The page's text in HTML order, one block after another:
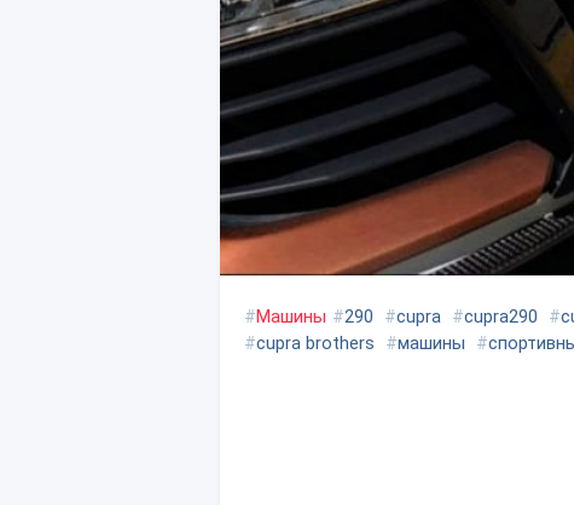
#Машины #290 #cupra #cupra290 #
#cupra brothers #машины #